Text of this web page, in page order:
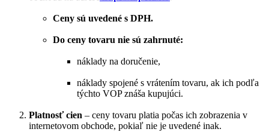
Ceny sú uvedené s DPH.
Do ceny tovaru nie sú zahrnuté:
náklady na doručenie,
náklady spojené s vrátením tovaru, ak ich podľa
týchto VOP znáša kupujúci.
Platnosť cien – ceny tovaru platia počas ich zobrazenia v
internetovom obchode, pokiaľ nie je uvedené inak.